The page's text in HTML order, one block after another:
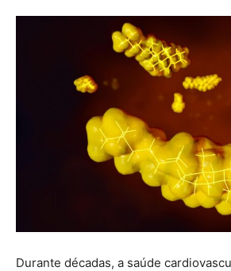
Durante décadas, a saúde